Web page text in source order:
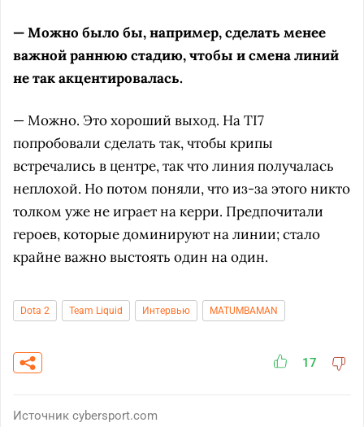
— Можно было бы, например, сделать менее
важной раннюю стадию, чтобы и смена линий
не так акцентировалась.
— Можно. Это хороший выход. На TI7
попробовали сделать так, чтобы крипы
встречались в центре, так что линия получалась
неплохой. Но потом поняли, что из-за этого никто
толком уже не играет на керри. Предпочитали
героев, которые доминируют на линии; стало
крайне важно выстоять один на один.
Dota 2 Team Liquid Интервью MATUMBAMAN
17
Источник cybersport.com